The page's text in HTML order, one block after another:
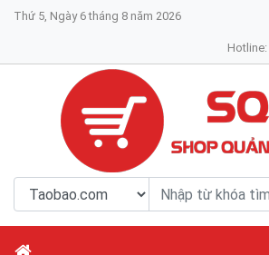
Thứ 5, Ngày 6 tháng 8 năm 2026
Hotline: